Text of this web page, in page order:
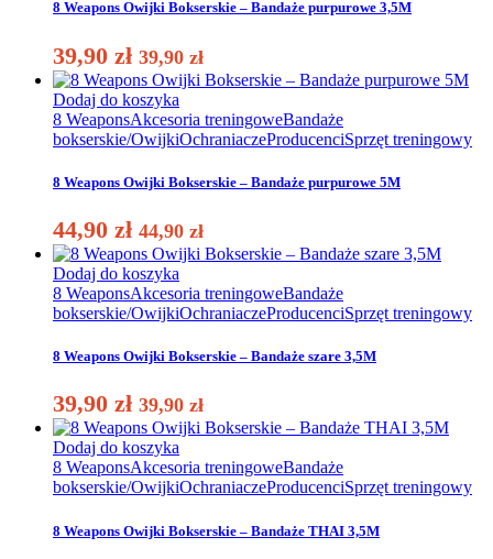
8 Weapons Owijki Bokserskie – Bandaże purpurowe 3,5M
39,90 zł 39,90 zł
Dodaj do koszyka
8 WeaponsAkcesoria treningoweBandaże
bokserskie/OwijkiOchraniaczeProducenciSprzęt treningowy
8 Weapons Owijki Bokserskie – Bandaże purpurowe 5M
44,90 zł 44,90 zł
Dodaj do koszyka
8 WeaponsAkcesoria treningoweBandaże
bokserskie/OwijkiOchraniaczeProducenciSprzęt treningowy
8 Weapons Owijki Bokserskie – Bandaże szare 3,5M
39,90 zł 39,90 zł
Dodaj do koszyka
8 WeaponsAkcesoria treningoweBandaże
bokserskie/OwijkiOchraniaczeProducenciSprzęt treningowy
8 Weapons Owijki Bokserskie – Bandaże THAI 3,5M